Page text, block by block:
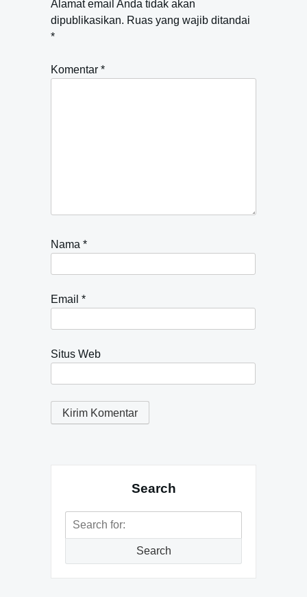
Alamat email Anda tidak akan
dipublikasikan. Ruas yang wajib ditandai
*
Komentar *
Nama *
Email *
Situs Web
Search
Search
Search